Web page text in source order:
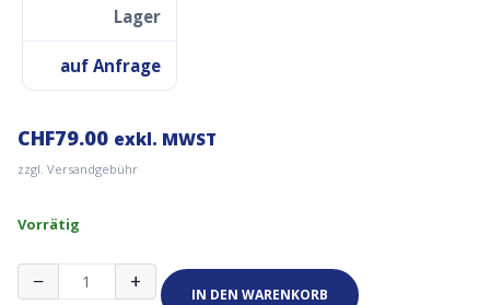
Lager
auf Anfrage
CHF79.00 exkl. MWST
zzgl. Versandgebühr
Vorrätig
−
RAK10706
Signal
+ IN DEN WARENKORB